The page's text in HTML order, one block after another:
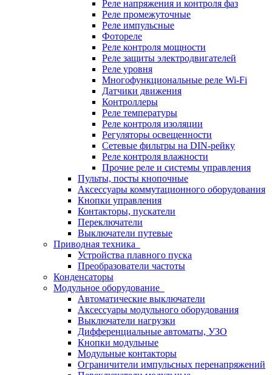
Реле напряжения и контроля фаз
Реле промежуточные
Реле импульсные
Фотореле
Реле контроля мощности
Реле защиты электродвигателей
Реле уровня
Многофункциональные реле Wi-Fi
Датчики движения
Контроллеры
Реле температуры
Реле контроля изоляции
Регуляторы освещенности
Сетевые фильтры на DIN-рейку
Реле контроля влажности
Прочие реле и системы управления
Пульты, посты кнопочные
Аксессуары коммутационного оборудования
Кнопки управления
Контакторы, пускатели
Переключатели
Выключатели путевые
Приводная техника
Устройства плавного пуска
Преобразователи частоты
Конденсаторы
Модульное оборудование
Автоматические выключатели
Аксессуары модульного оборудования
Выключатели нагрузки
Дифференциальные автоматы, УЗО
Кнопки модульные
Модульные контакторы
Ограничители импульсных перенапряжений